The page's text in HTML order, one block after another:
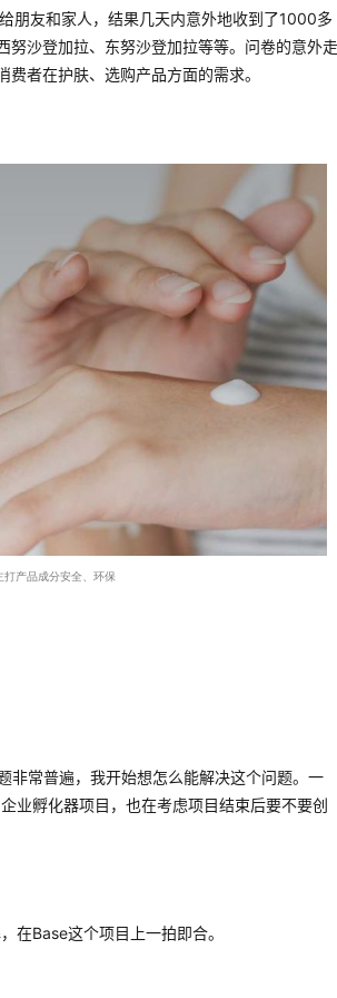
朋友和家人，结果几天内意外地收到了1000多
努沙登加拉、东努沙登加拉等等。问卷的意外走
者在护肤、选购产品方面的需求。
打产品成分安全、环保
非常普遍，我开始想怎么能解决这个问题。一
业孵化器项目，也在考虑项目结束后要不要创
在Base这个项目上一拍即合。